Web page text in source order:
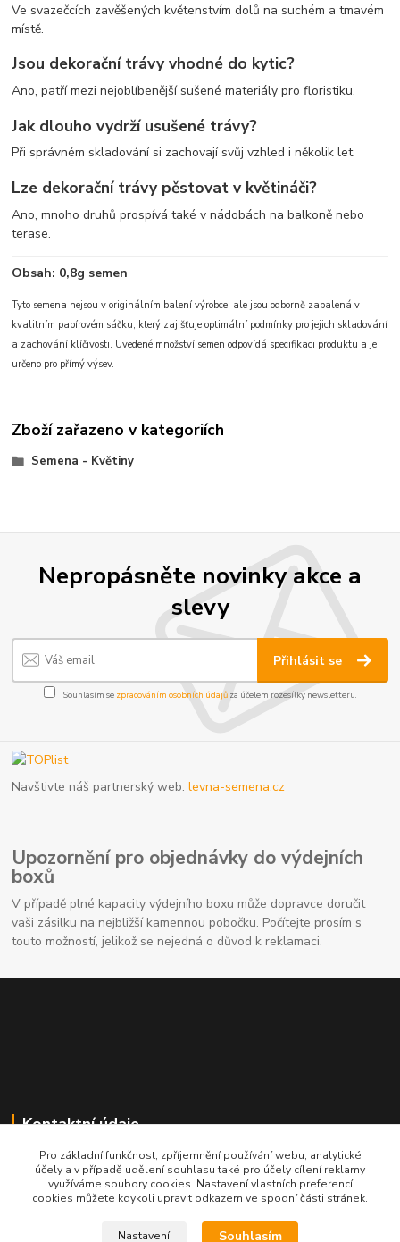
Ve svazečcích zavěšených květenstvím dolů na suchém a tmavém
místě.
Jsou dekorační trávy vhodné do kytic?
Ano, patří mezi nejoblíbenější sušené materiály pro floristiku.
Jak dlouho vydrží usušené trávy?
Při správném skladování si zachovají svůj vzhled i několik let.
Lze dekorační trávy pěstovat v květináči?
Ano, mnoho druhů prospívá také v nádobách na balkoně nebo
terase.
Obsah: 0,8g semen
Tyto semena nejsou v originálním balení výrobce, ale jsou odborně zabalená v
kvalitním papírovém sáčku, který zajišťuje optimální podmínky pro jejich skladování
a zachování klíčivosti. Uvedené množství semen odpovídá specifikaci produktu a je
určeno pro přímý výsev.
Zboží zařazeno v kategoriích
Semena - Květiny
Nepropásněte novinky akce a
slevy
Přihlásit se
Souhlasím se zpracováním osobních údajůza účelem rozesílky newsletteru.
Navštivte náš partnerský web:levna-semena.cz
Upozornění pro objednávky do výdejních
boxů
V případě plné kapacity výdejního boxu může dopravce doručit
vaši zásilku na nejbližší kamennou pobočku. Počítejte prosím s
touto možností, jelikož se nejedná o důvod k reklamaci.
Kontaktní údaje
704691325
info@rostliny-prozdravi.cz
Pro základní funkčnost, zpříjemnění používání webu, analytické
účely a v případě udělení souhlasu také pro účely cílení reklamy
využíváme soubory cookies. Nastavení vlastních preferencí
cookies můžete kdykoli upravit odkazem ve spodní části stránek.
Nastavení Souhlasím